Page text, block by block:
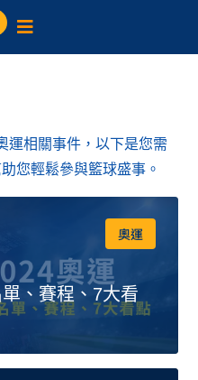
運相關事件，以下是您需
您輕鬆參與籃球盛事。
奧運
、賽程、7大看